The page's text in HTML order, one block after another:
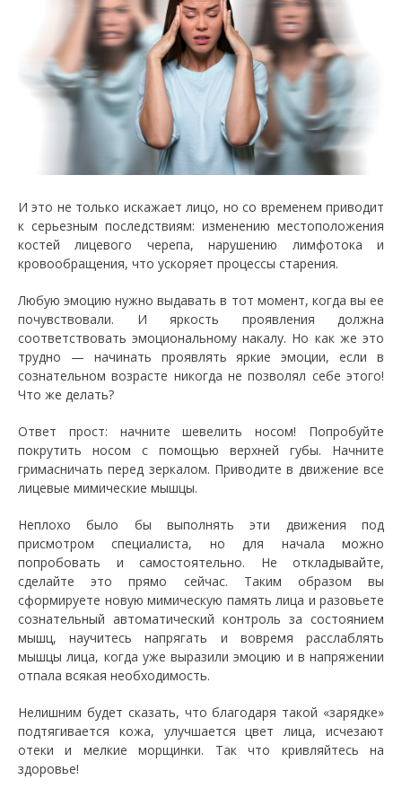
И это не только искажает лицо, но со временем приводит
к серьезным последствиям: изменению местоположения
костей лицевого черепа, нарушению лимфотока и
кровообращения, что ускоряет процессы старения.
Любую эмоцию нужно выдавать в тот момент, когда вы ее
почувствовали. И яркость проявления должна
соответствовать эмоциональному накалу. Но как же это
трудно — начинать проявлять яркие эмоции, если в
сознательном возрасте никогда не позволял себе этого!
Что же делать?
Ответ прост: начните шевелить носом! Попробуйте
покрутить носом с помощью верхней губы. Начните
гримасничать перед зеркалом. Приводите в движение все
лицевые мимические мышцы.
Неплохо было бы выполнять эти движения под
присмотром специалиста, но для начала можно
попробовать и самостоятельно. Не откладывайте,
сделайте это прямо сейчас. Таким образом вы
сформируете новую мимическую память лица и разовьете
сознательный автоматический контроль за состоянием
мышц, научитесь напрягать и вовремя расслаблять
мышцы лица, когда уже выразили эмоцию и в напряжении
отпала всякая необходимость.
Нелишним будет сказать, что благодаря такой «зарядке»
подтягивается кожа, улучшается цвет лица, исчезают
отеки и мелкие морщинки. Так что кривляйтесь на
здоровье!